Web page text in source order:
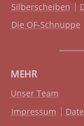
Silberscheiben
Die OF-Schnuppe
MEHR
Unser Team
Impressum